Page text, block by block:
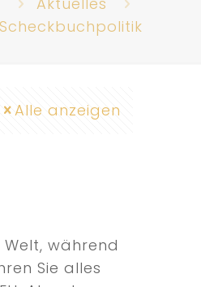
Scheckbuchpolitik
Alle anzeigen
während
Sie alles